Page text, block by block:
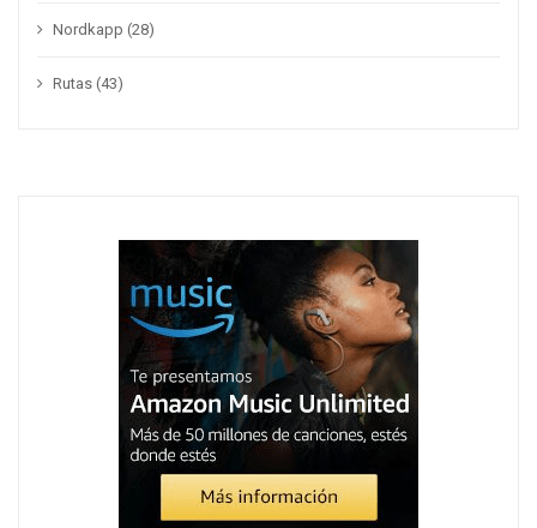
Nordkapp (28)
Rutas (43)